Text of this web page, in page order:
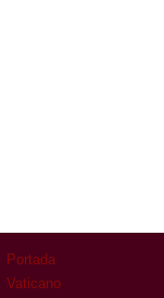
Portada
Vaticano